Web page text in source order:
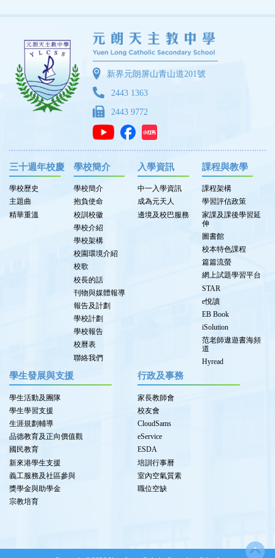
新界元朗屏山青山道201號
2443 1363
2443 9772
三十週年校慶
學校歷史
主題曲
精華重溫
學校簡介
學校簡介
抱負使命
校訓校徽
學校介紹
學校架構
校園環境介紹
校歌
校長的話
刊物與媒體報導
報告及計劃
學校計劃
學校報告
校曆表
聯絡我們
入學資訊
中一入學資訊
成為元天人
邊境及校巴服務
課程與教學
課程架構
學習評估政策
家課及課後學習延
伸
圖書館
校本特色課程
篇篇流螢
網上試題學習平台
STAR
e悅讀
EB Book
iSolution
范老師遨遊書海頻
道
Hyread
學生發展與支援
學生活動及團隊
學生學習支援
生涯規劃輔導
品德教育及正向價值觀
國民教育
新來港學生支援
義工服務及社區參與
獎學金與助學金
宗教培育
行政及事務
家長教師會
校友會
CloudSams
eService
ESDA
培訓行事曆
室內空氣質素
職位空缺